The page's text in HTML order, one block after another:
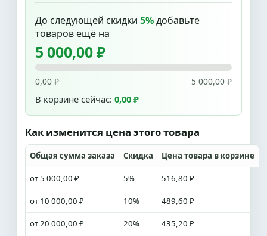
До следующей скидки 5%добавьте
товаров ещё на
5 000,00 ₽
0,00 ₽ 5 000,00 ₽
В корзине сейчас: 0,00 ₽
Как изменится цена этого товара
Общая сумма заказа Скидка Цена товара в корзине
от 5 000,00 ₽ 5% 516,80 ₽
от 10 000,00 ₽ 10% 489,60 ₽
от 20 000,00 ₽ 20% 435,20 ₽